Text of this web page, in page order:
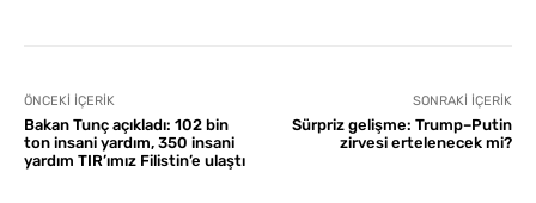
ÖNCEKI İÇERIK
Bakan Tunç açıkladı: 102 bin
ton insani yardım, 350 insani
yardım TIR’ımız Filistin’e ulaştı
SONRAKI İÇERIK
Sürpriz gelişme: Trump–Putin
zirvesi ertelenecek mi?